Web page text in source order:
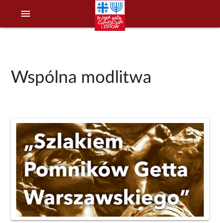
menu
Wspólna modlitwa